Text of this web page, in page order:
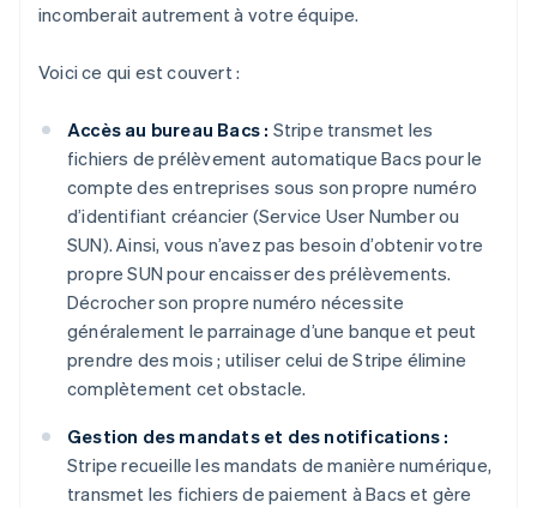
incomberait autrement à votre équipe.
Voici ce qui est couvert :
Accès au bureau Bacs : Stripe transmet les
fichiers de prélèvement automatique Bacs pour le
compte des entreprises sous son propre numéro
d’identifiant créancier (Service User Number ou
SUN). Ainsi, vous n’avez pas besoin d’obtenir votre
propre SUN pour encaisser des prélèvements.
Décrocher son propre numéro nécessite
généralement le parrainage d’une banque et peut
prendre des mois ; utiliser celui de Stripe élimine
complètement cet obstacle.
Gestion des mandats et des notifications :
Stripe recueille les mandats de manière numérique,
transmet les fichiers de paiement à Bacs et gère